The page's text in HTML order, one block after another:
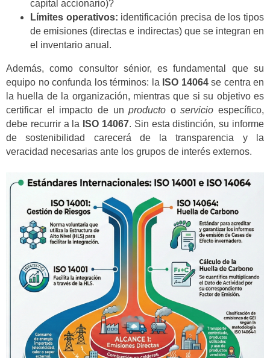
capital accionario)?
Límites operativos: identificación precisa de los tipos
de emisiones (directas e indirectas) que se integran en
el inventario anual.
Además, como consultor sénior, es fundamental que su
equipo no confunda los términos: la ISO 14064se centra en
la huella de la organización, mientras que si su objetivo es
certificar el impacto de unproducto oservicio específico,
debe recurrir a la ISO 14067. Sin esta distinción, su informe
de sostenibilidad carecerá de la transparencia y la
veracidad necesarias ante los grupos de interés externos.